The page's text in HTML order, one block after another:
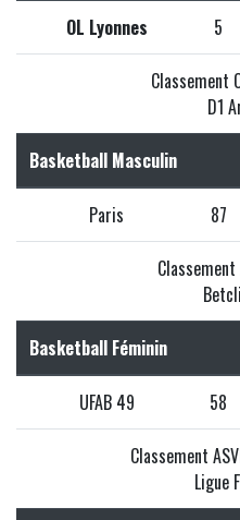
OL Lyonnes 5
Classement
D1
Basketball Masculin
Paris 87
Classement
Basketball Féminin
UFAB 49 58
Classement
Ligue